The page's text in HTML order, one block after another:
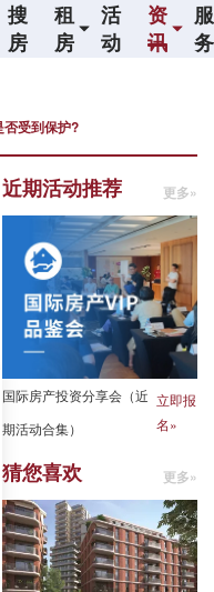
搜
房
租
房
活
动
资
讯
服
务
受到保护?
近期活动推荐 更多»
国际房产投资分享会（近
期活动合集）
立即报
名»
猜您喜欢 更多»